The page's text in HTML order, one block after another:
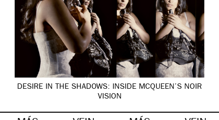
DESIRE IN THE SHADOWS: INSIDE MCQUEEN’S NOIR
VISION